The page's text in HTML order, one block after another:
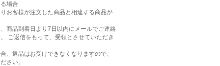
場合
お客様が注文した商品と相違する商品が
商品到着日より7日以内にメールでご連絡
ご返信をもって、受領とさせていただき
、返品はお受けできなくなりますので、
さい。